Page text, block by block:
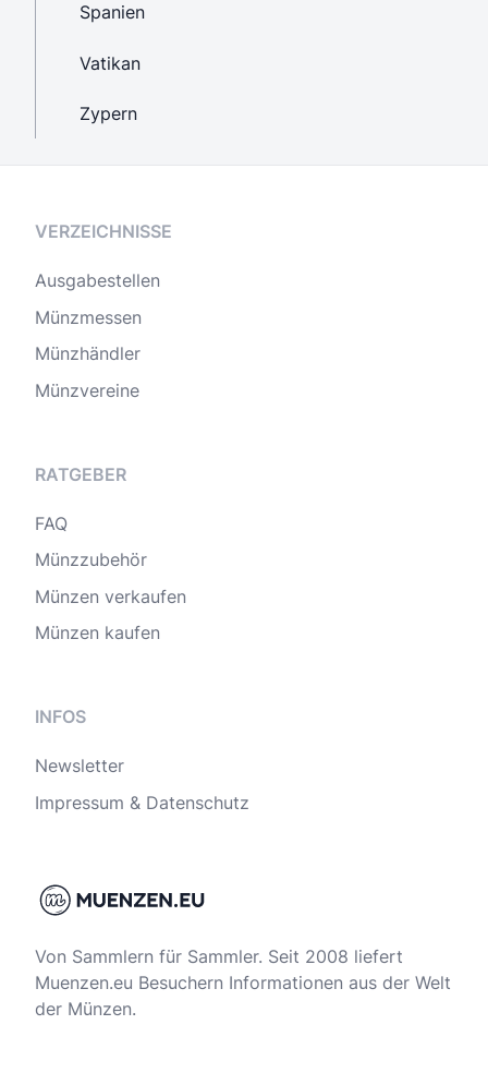
Spanien
Vatikan
Zypern
Von Sammlern für Sammler. Seit 2008 liefert
Muenzen.eu Besuchern Informationen aus der Welt
der Münzen.
VERZEICHNISSE
Ausgabestellen
Münzmessen
Münzhändler
Münzvereine
RATGEBER
FAQ
Münzzubehör
Münzen verkaufen
Münzen kaufen
INFOS
Newsletter
Impressum & Datenschutz